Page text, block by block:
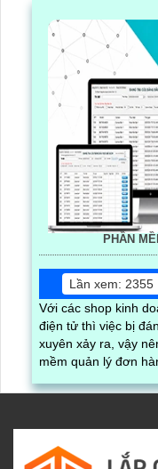
PHẦN
Lần xem: 2355
Với các shop kinh
điện tử thì việc bị
xuyên xảy ra, vậy
mềm quản lý đơn
được ghi lại một